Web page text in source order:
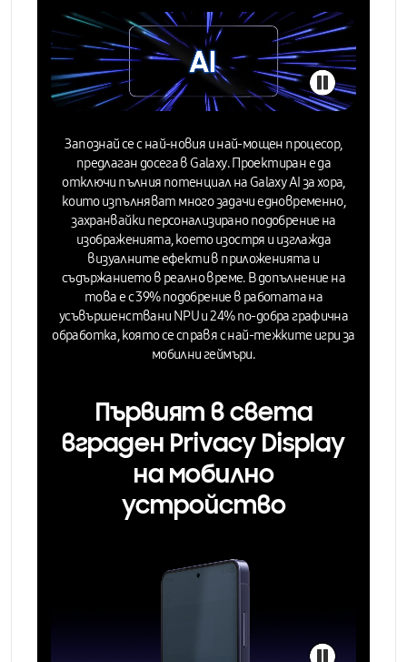
Запознай се с най-новия и най-мощен процесор,
предлаган досега в Galaxy. Проектиран е да
отключи пълния потенциал на Galaxy AI за хора,
които изпълняват много задачи едновременно,
захранвайки персонализирано подобрение на
изображенията, което изостря и изглажда
визуалните ефекти в приложенията и
съдържанието в реално време. В допълнение на
това е с39% подобрение в работата на
усъвършенствани NPUи 24% по-добра графична
обработка, която се справя с най-тежките игри за
мобилни геймъри.
Първият в света
вграден Privacy Display
на мобилно
устройство